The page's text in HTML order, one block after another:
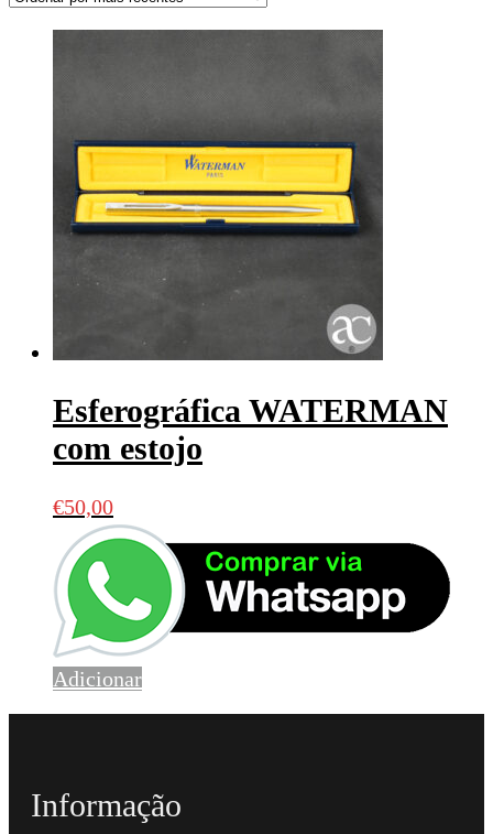
Esferográfica WATERMAN
com estojo
€50,00
Adicionar
Informação